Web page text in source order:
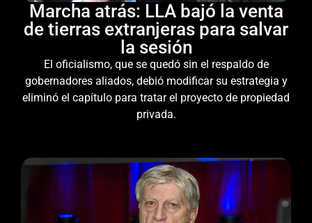
Marcha atrás: LLA bajó la venta
de tierras extranjeras para salvar
la sesión
El oficialismo, que se quedó sin el respaldo de
gobernadores aliados, debió modificar su estrategia y
eliminó el capítulo para tratar el proyecto de propiedad
privada.